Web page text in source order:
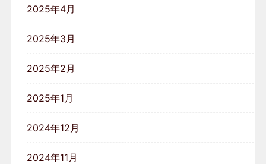
2025年4月
2025年3月
2025年2月
2025年1月
2024年12月
2024年11月